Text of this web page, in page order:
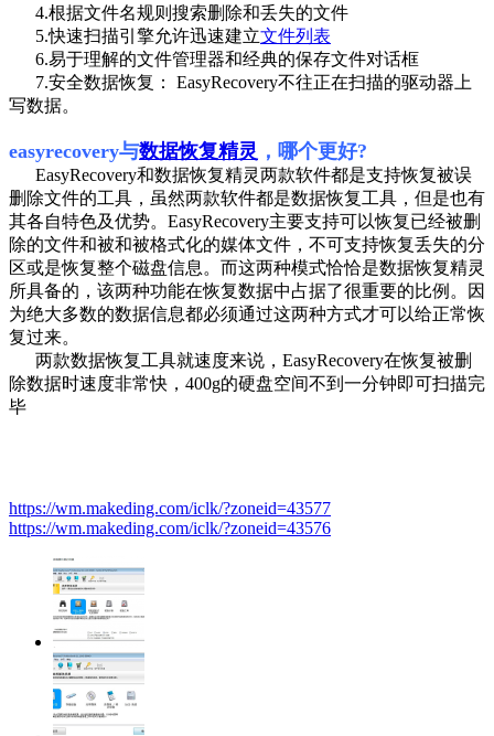
4.根据文件名规则搜索删除和丢失的文件
5.快速扫描引擎允许迅速建立文件列表
6.易于理解的文件管理器和经典的保存文件对话框
7.安全数据恢复： EasyRecovery不往正在扫描的驱动器上
写数据。
easyrecovery与数据恢复精灵 ，哪个更好?
EasyRecovery和数据恢复精灵两款软件都是支持恢复被误
删除文件的工具，虽然两款软件都是数据恢复工具，但是也有
其各自特色及优势。EasyRecovery主要支持可以恢复已经被删
除的文件和被和被格式化的媒体文件，不可支持恢复丢失的分
区或是恢复整个磁盘信息。而这两种模式恰恰是数据恢复精灵
所具备的，该两种功能在恢复数据中占据了很重要的比例。因
为绝大多数的数据信息都必须通过这两种方式才可以给正常恢
复过来。
两款数据恢复工具就速度来说，EasyRecovery在恢复被删
除数据时速度非常快，400g的硬盘空间不到一分钟即可扫描完
毕
https://wm.makeding.com/iclk/?zoneid=43577
https://wm.makeding.com/iclk/?zoneid=43576